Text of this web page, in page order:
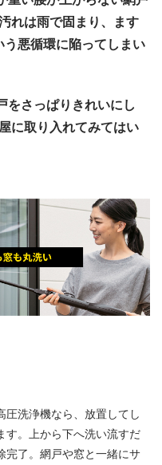
れは雨で固まり、
ます
悪循環に陥ってしまい
をさっぱりきれいにし
に取り入れてみてはい
洗浄機なら、放置してし
す。上から下へ洗い流すだ
完了。網戸や窓と一緒にサ